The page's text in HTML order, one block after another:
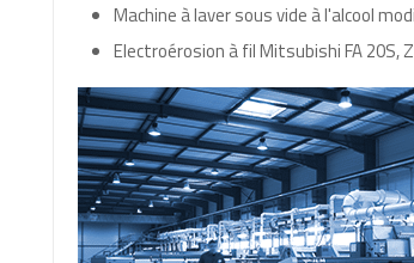
Machine à laver sous vide à l'alcool
Electroérosion à fil Mitsubishi FA 20S,